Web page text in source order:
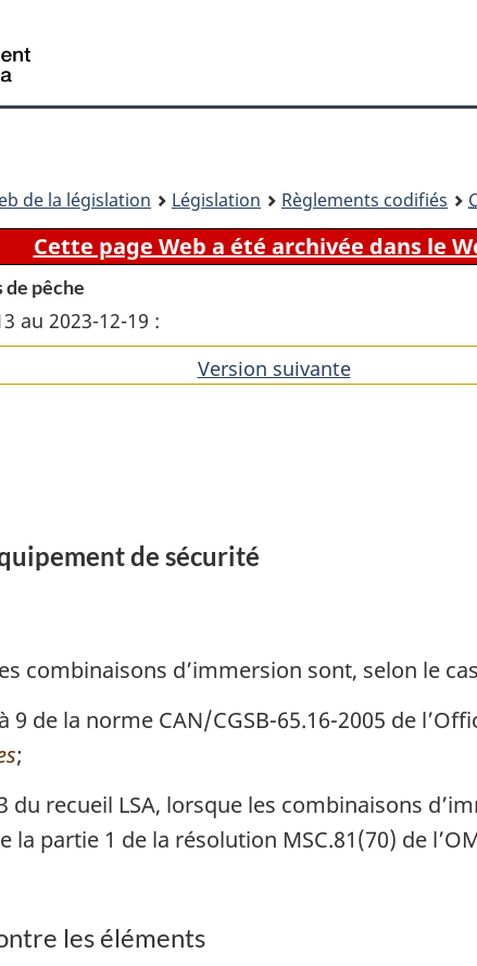
principal
À
site
version
de la législation Législation Règlements codifiés
Cette page Web a été archivée dans le
pêche
au 2023-12-19 :
Version suivantede
de sécurité
combinaisons d’immersion sont, selon le
de la norme CAN/CGSB-65.16-2005 de
;
recueil LSA, lorsque les combinaisons
partie 1 de la résolution MSC.81(70) de
les éléments